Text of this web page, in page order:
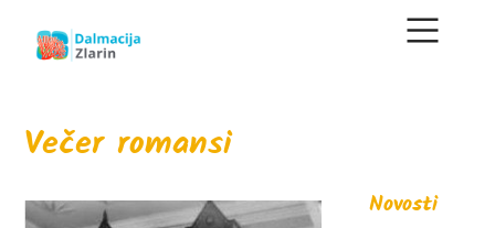
Večer romansi
Novosti